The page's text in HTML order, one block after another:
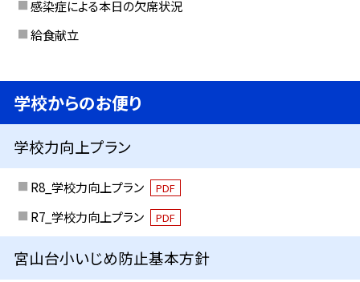
感染症による本日の欠席状況
給食献立
学校からのお便り
学校力向上プラン
R8_学校力向上プラン PDF
R7_学校力向上プラン PDF
宮山台小いじめ防止基本方針